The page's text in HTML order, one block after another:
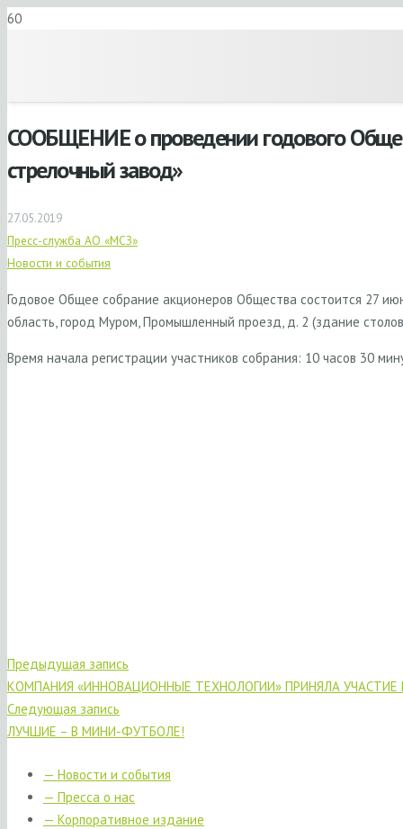
СООБЩЕНИЕ о проведении годового
стрелочный завод»
27.05.2019
Пресс-служба АО «МСЗ»
Новости и события
Годовое Общее собрание акционеров Общества состоится 27
область, город Муром, Промышленный проезд, д. 2 (здание
Время начала регистрации участников собрания: 10 часов 30
Предыдущая запись
КОМПАНИЯ «ИННОВАЦИОННЫЕ ТЕХНОЛОГИИ» ПРИНЯЛА УЧАСТИЕ
Следующая запись
ЛУЧШИЕ – В МИНИ-ФУТБОЛЕ!
— Новости и события
— Пресса о нас
— Корпоративное издание